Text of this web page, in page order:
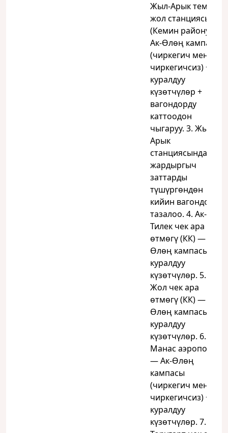
Жыл-Арык темир
жол станциясы
(Кемин району) —
Ак-Өлөң кампасы
(чиркегич менен/
чиркегичсиз) +
куралдуу
күзөтчүлөр +
вагондорду
каттоодон
чыгаруу. 3. Жыл-
Арык
станциясында
жардыргыч
заттарды
түшүргөндөн
кийин вагондорду
тазалоо. 4. Ак-
Тилек чек ара
өтмөгү (КК) — Ак-
Өлөң кампасы +
куралдуу
күзөтчүлөр. 5. Ак-
Жол чек ара
өтмөгү (КК) — Ак-
Өлөң кампасы +
куралдуу
күзөтчүлөр. 6.
Манас аэропорту
— Ак-Өлөң
кампасы
(чиркегич менен/
чиркегичсиз) +
куралдуу
күзөтчүлөр. 7.